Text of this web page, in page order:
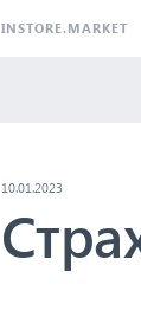
INSTORE.MARKET
10.01.2023